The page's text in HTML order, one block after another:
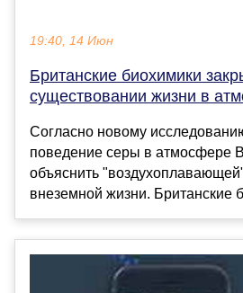
19:40, 14 Июн
Британские биохимики
существовании жизни в
Согласно новому
поведение серы в атмосфере
объяснить
внеземной жизни. Британские